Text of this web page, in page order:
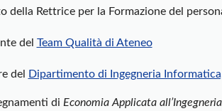
della Rettrice per la Formazione del
del Team Qualità di Ateneo
del Dipartimento di Ingegneria
di Economia Applicata all’Ingegneria